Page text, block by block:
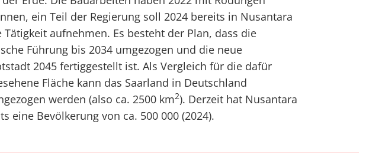
ein Teil der Regierung soll 2024 bereits in Nusantara
Tätigkeit aufnehmen. Es besteht der Plan, dass die
Führung bis 2034 umgezogen und die neue
2045 fertiggestellt ist. Als Vergleich für die dafür
Fläche kann das Saarland in Deutschland
werden (also ca. 2500 km2). Derzeit hat Nusantara
eine Bevölkerung von ca. 500 000 (2024).